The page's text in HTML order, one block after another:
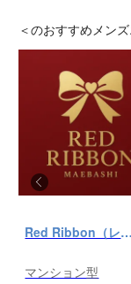
＜のおすすめメン
Red Ribbon（レッドリボン）前橋
マンション型